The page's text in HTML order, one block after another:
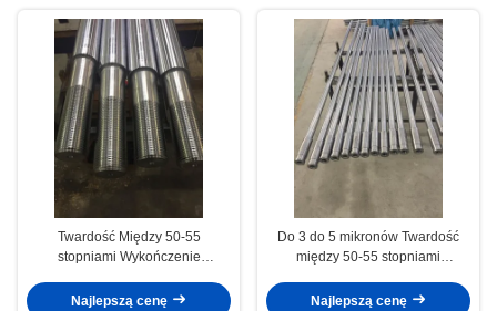
Twardość Między 50-55
stopniami Wykończenie
0.4 Chromowane pręty tłokowe
Najlepszą cenę
Do 3 do 5 mikronów Twardość
między 50-55 stopniami
Maszyny inżynieryjne
Najlepszą cenę